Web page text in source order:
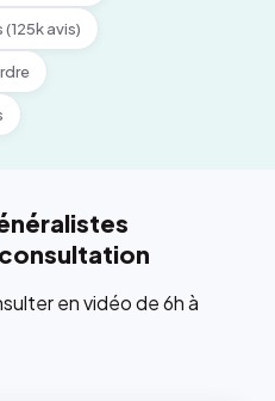
avis)
en vidéo de 6h à